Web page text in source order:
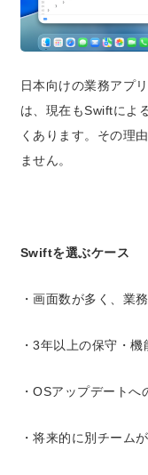
日本向けの業務アプ
は、現在もSwiftによ
くあります。その理
ません。
Swiftを選ぶケース
・画面数が多く、業
・3年以上の保守・
・OSアップデートへ
・将来的に別チーム